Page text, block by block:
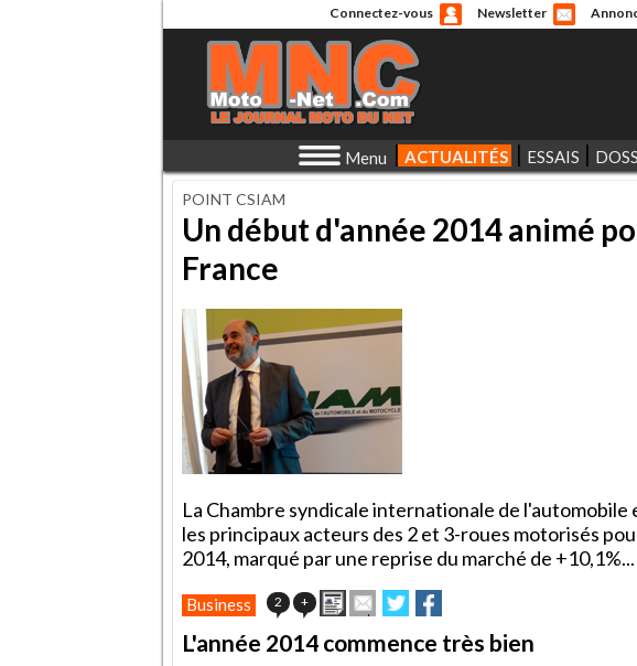
Connectez-vous Newsletter
Menu ACTUALITÉS ESSAIS
POINT CSIAM
Un début d'année 2014 animé
France
La Chambre syndicale internationale de
les principaux acteurs des 2 et 3-roues motorisés
2014, marqué par une reprise du marché de
Business 2 + ImprimerEnvoyer
cet
article
à
Partager
sur
Twitter
sur
Facebook
L'année 2014 commence très bien